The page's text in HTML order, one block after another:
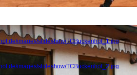
images/slideshow/TCBuckenhof_1.jpg
images/slideshow/TCBuckenhof_2.jpg